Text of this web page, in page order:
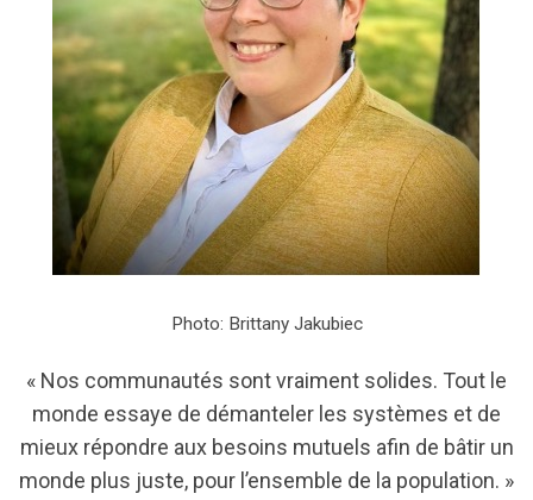
Photo: Brittany Jakubiec
« Nos communautés sont vraiment solides. Tout le
monde essaye de démanteler les systèmes et de
mieux répondre aux besoins mutuels afin de bâtir un
monde plus juste, pour l’ensemble de la population. »